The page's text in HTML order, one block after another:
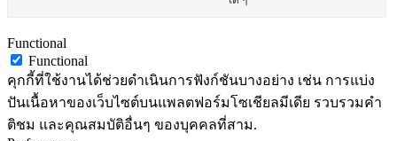
Functional
Functional
คุกกี้ที่ใช้งานได้ช่วยดำเนินการฟังก์ชันบางอย่าง เช่น การแบ่ง
ปันเนื้อหาของเว็บไซต์บนแพลตฟอร์มโซเชียลมีเดีย รวบรวมคำ
ติชม และคุณสมบัติอื่นๆ ของบุคคลที่สาม.